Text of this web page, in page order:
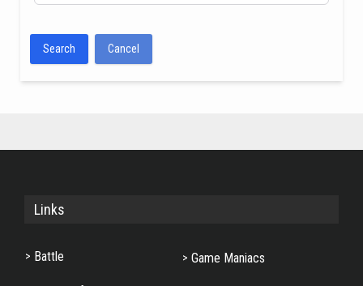
Search Cancel
Links
Battle Game Maniacs